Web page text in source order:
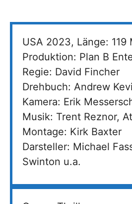
USA 2023, Länge: 119
Produktion: Plan B
Regie: David Fincher
Drehbuch: Andrew
Kamera: Erik
Musik: Trent Reznor,
Montage: Kirk Baxter
Darsteller: Michael
Swinton u.a.